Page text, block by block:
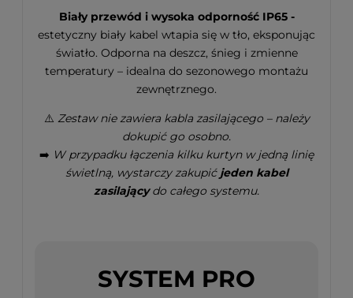
Biały przewód i wysoka odporność IP65 -
estetyczny biały kabel wtapia się w tło, eksponując
światło. Odporna na deszcz, śnieg i zmienne
temperatury – idealna do sezonowego montażu
zewnętrznego.
⚠️ Zestaw nie zawiera kabla zasilającego – należy
dokupić go osobno.
➡️ W przypadku łączenia kilku kurtyn w jedną linię
świetlną, wystarczy zakupić jeden kabel
zasilającydo całego systemu.
SYSTEM PRO